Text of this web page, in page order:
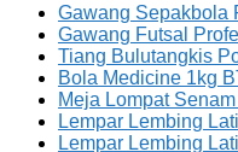
Gawang Sepakbola
Gawang Futsal
Tiang Bulutangkis
Bola Medicine 1kg
Meja Lompat
Lempar Lembing
Lempar Lembing